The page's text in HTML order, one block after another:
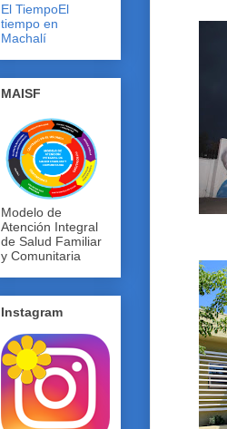
El TiempoEl
tiempo en
Machalí
MAISF
Modelo de
Atención Integral
de Salud Familiar
y Comunitaria
Instagram